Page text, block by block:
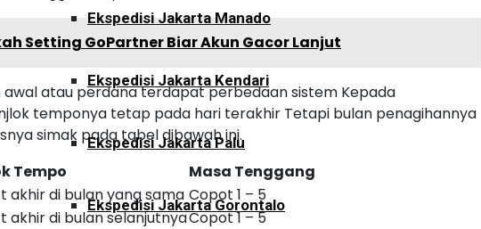
Ekspedisi Jakarta Manado
Ekspedisi Jakarta Kendari
Ekspedisi Jakarta Palu
Ekspedisi Jakarta Gorontalo
Setting GoPartner Biar Akun Gacor Lanjut
atau perdana terdapat perbedaan sistem Kepada
temponya tetap pada hari terakhir Tetapi bulan penagihannya
simak pada tabel dibawah ini.
Tempo
Masa Tenggang
akhir di bulan yang sama Copot 1 – 5
akhir di bulan selanjutnyaCopot 1 – 5